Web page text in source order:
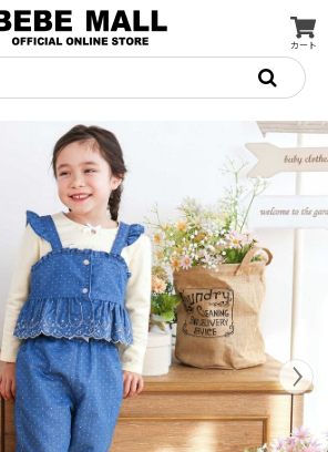
カート